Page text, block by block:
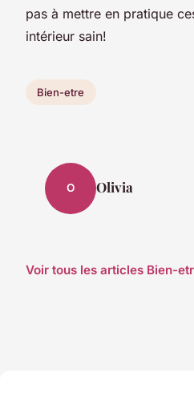
pas à mettre en pratique
intérieur sain!
Bien-etre
O Olivia
Voir tous les articles Bien-